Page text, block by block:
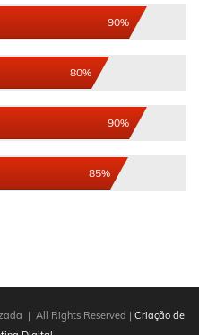
90%
80%
90%
85%
| All Rights Reserved | Criação de